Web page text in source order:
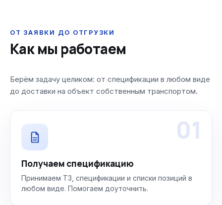
ОТ ЗАЯВКИ ДО ОТГРУЗКИ
Как мы работаем
Берём задачу целиком: от спецификации в любом виде
до доставки на объект собственным транспортом.
01
Получаем спецификацию
Принимаем ТЗ, спецификации и списки позиций в
любом виде. Помогаем доуточнить.